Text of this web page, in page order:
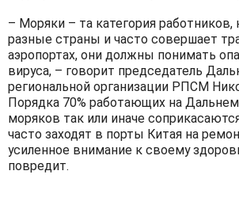
– Моряки – та категория работников,
разные страны и часто совершает
аэропортах, они должны понимать
вируса, – говорит председатель
региональной организации РПСМ
Порядка 70% работающих на
моряков так или иначе
часто заходят в порты Китая на
усиленное внимание к своему
повредит.